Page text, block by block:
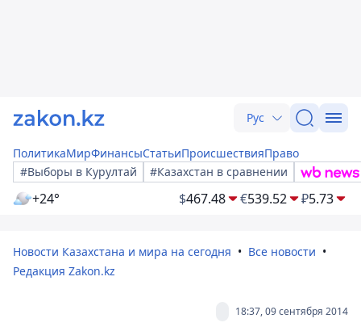
Рус
ПолитикаМирФинансыСтатьиПроисшествияПраво
#Выборы в Курултай
#Казахстан в сравнении
+24° $467.48 €539.52 ₽5.73
Новости Казахстана и мира на сегодня
Все новости
Редакция Zakon.kz
18:37, 09 сентября 2014